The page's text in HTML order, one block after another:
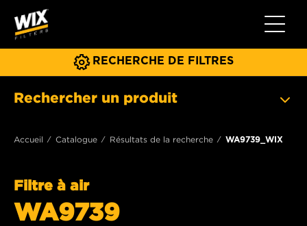
Toggle
RECHERCHE DE FILTRES
Rechercher un produit
Accueil Catalogue Résultats de la recherche WA9739_WIX
Filtre à air
WA9739